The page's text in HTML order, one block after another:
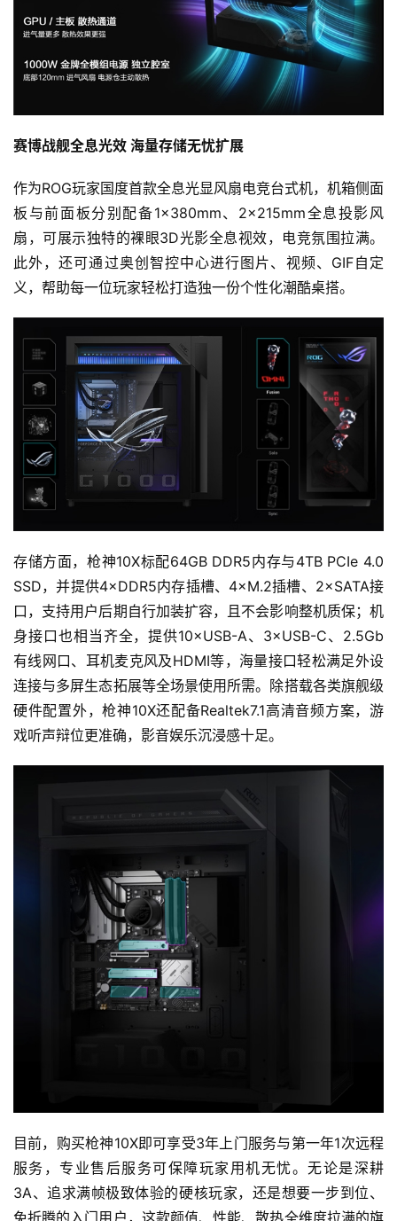
闲
戏
0
5
第
十
三
届
金
茶
奖
7
月
3
0
游
茶
对
接
会
上
海
赛博战舰全息光效 海量存储无忧扩展
作为ROG玩家国度首款全息光显风扇电竞台式机，机箱侧面
板与前面板分别配备1×380mm、2×215mm全息投影风
扇，可展示独特的裸眼3D光影全息视效，电竞氛围拉满。
此外，还可通过奥创智控中心进行图片、视频、GIF自定
义，帮助每一位玩家轻松打造独一份个性化潮酷桌搭。
存储方面，枪神10X标配64GB DDR5内存与4TB PCIe 4.0
SSD，并提供4×DDR5内存插槽、4×M.2插槽、2×SATA接
口，支持用户后期自行加装扩容，且不会影响整机质保；机
身接口也相当齐全，提供10×USB-A、3×USB-C、2.5Gb
有线网口、耳机麦克风及HDMI等，海量接口轻松满足外设
连接与多屏生态拓展等全场景使用所需。除搭载各类旗舰级
硬件配置外，枪神10X还配备Realtek7.1高清音频方案，游
戏听声辩位更准确，影音娱乐沉浸感十足。
目前，购买枪神10X即可享受3年上门服务与第一年1次远程
服务，专业售后服务可保障玩家用机无忧。无论是深耕
3A、追求满帧极致体验的硬核玩家，还是想要一步到位、
免折腾的入门用户，这款颜值、性能、散热全维度拉满的旗